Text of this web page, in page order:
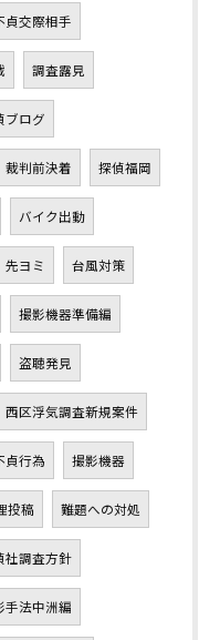
貞交際相手
調査露見
ブログ
裁判前決着 探偵福岡
バイク出動
先ヨミ 台風対策
撮影機器準備編
盗聴発見
西区浮気調査新規案件
貞行為 撮影機器
投稿 難題への対処
社調査方針
手法中洲編